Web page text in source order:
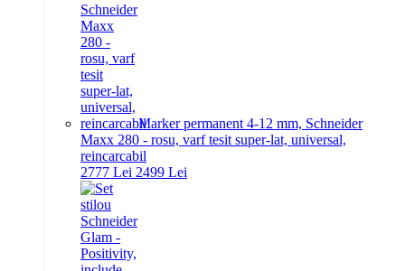
Marker permanent 4-12 mm, Schneider
Maxx 280 - rosu, varf tesit super-lat, universal,
reincarcabil
2777 Lei 2499 Lei